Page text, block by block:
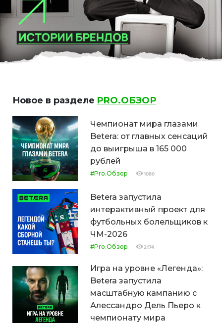
Новое в разделе PRO.ОБЗОР
Чемпионат мира глазами
Betera: от главных сенсаций
до выигрыша в 165 000
рублей
#Pro.Обзор 1080
Betera запустила
интерактивный проект для
футбольных болельщиков к
ЧМ-2026
#Pro.Обзор 2174
Игра на уровне «Легенда»:
Betera запустила
масштабную кампанию с
Алессандро Дель Пьеро к
чемпионату мира